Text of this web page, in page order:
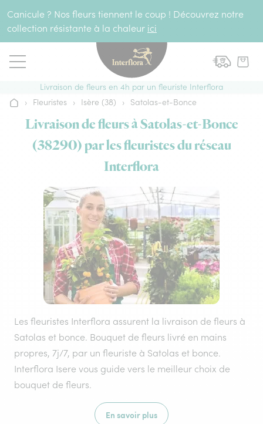
Canicule ? Nos fleurs tiennent le coup ! Découvrez notre
collection résistante à la chaleur ici
Livraison de fleurs en 4h par un fleuriste Interflora
Accueil
› Fleuristes › Isère (38) › Satolas-et-Bonce
Livraison de fleurs à Satolas-et-Bonce
(38290) par les fleuristes du réseau
Interflora
Les fleuristes Interflora assurent la livraison de fleurs à
Satolas et bonce. Bouquet de fleurs livré en mains
propres, 7j/7, par un fleuriste à Satolas et bonce.
Interflora Isere vous guide vers le meilleur choix de
bouquet de fleurs.
En savoir plus